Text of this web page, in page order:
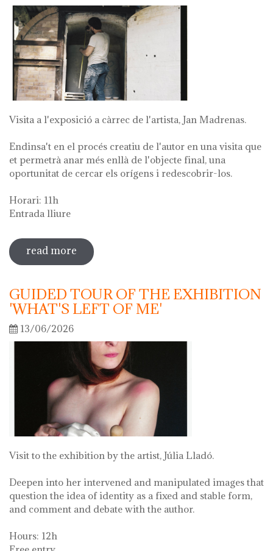
Visita a l'exposició a càrrec de l'artista, Jan Madrenas.
Endinsa't en el procés creatiu de l'autor en una visita que
et permetrà anar més enllà de l'objecte final, una
oportunitat de cercar els orígens i redescobrir-los.
Horari: 11h
Entrada lliure
read more sobre visita guiada a l'exposició 'anar a
la font'
GUIDED TOUR OF THE EXHIBITION
'WHAT'S LEFT OF ME'
13/06/2026
Visit to the exhibition by the artist, Júlia Lladó.
Deepen into her intervened and manipulated images that
question the idea of identity as a fixed and stable form,
and comment and debate with the author.
Hours: 12h